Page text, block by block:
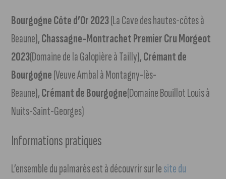
Bourgogne Côte d’Or 2023(La Cave des hautes-côtes à
Beaune),Chassagne-Montrachet Premier Cru Morgeot
2023(Domaine de la Galopière à Tailly),Crémant de
Bourgogne(Veuve Ambal à Montagny-lès-
Beaune),Crémant de Bourgogne(Domaine Bouillot Louis à
Nuits-Saint-Georges)
Informations pratiques
L’ensemble du palmarès est à découvrir sur lesite du